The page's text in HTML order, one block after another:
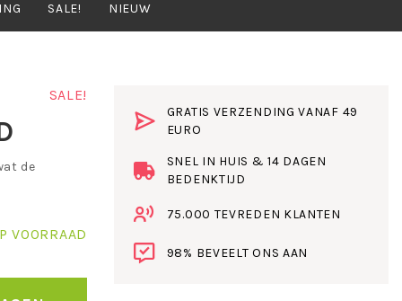
SALE! NIEUW
SALE!
de
VOORRAAD
GRATIS VERZENDING VANAF 49
EURO
SNEL IN HUIS & 14 DAGEN
BEDENKTIJD
75.000 TEVREDEN KLANTEN
98% BEVEELT ONS AAN